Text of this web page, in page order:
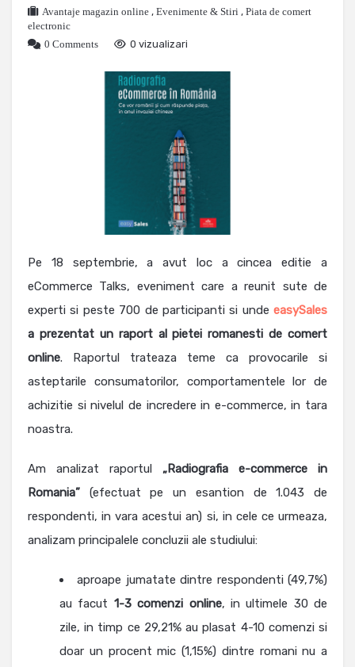
Avantaje magazin online , Evenimente & Stiri , Piata de comert
electronic
0 Comments
0 vizualizari
Pe 18 septembrie, a avut loc a cincea editie a
eCommerce Talks, eveniment care a reunit sute de
experti si peste 700 de participanti si unde easySales
a prezentat un raport al pietei romanesti de comert
online. Raportul trateaza teme ca provocarile si
asteptarile consumatorilor, comportamentele lor de
achizitie si nivelul de incredere in e-commerce, in tara
noastra.
Am analizat raportul „Radiografia e-commerce in
Romania” (efectuat pe un esantion de 1.043 de
respondenti, in vara acestui an) si, in cele ce urmeaza,
analizam principalele concluzii ale studiului:
aproape jumatate dintre respondenti (49,7%)
au facut 1-3 comenzi online, in ultimele 30 de
zile, in timp ce 29,21% au plasat 4-10 comenzi si
doar un procent mic (1,15%) dintre romani nu a